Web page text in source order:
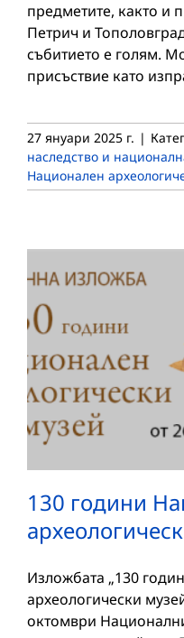
предметите, както и
Петрич и
събитието е голям.
присъствие като
27 януари 2025 г. |
наследство и
Национален
130 години
Изложбата „130
археологически
октомври